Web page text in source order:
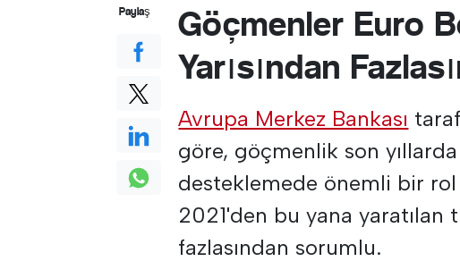
Göçmenler Euro
Yarısından
Avrupa Merkez Bankası
göre, göçmenlik son
desteklemede önemli bir rol
2021'den bu yana yaratılan
fazlasından sorumlu.
Paylaş